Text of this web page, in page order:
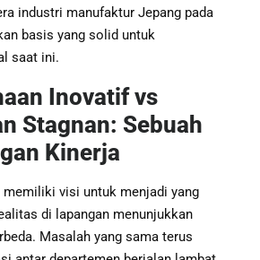
industri manufaktur Jepang pada
basis yang solid untuk
saat ini.
Inovatif vs
Stagnan: Sebuah
Kinerja
memiliki visi untuk menjadi yang
di lapangan menunjukkan
Masalah yang sama terus